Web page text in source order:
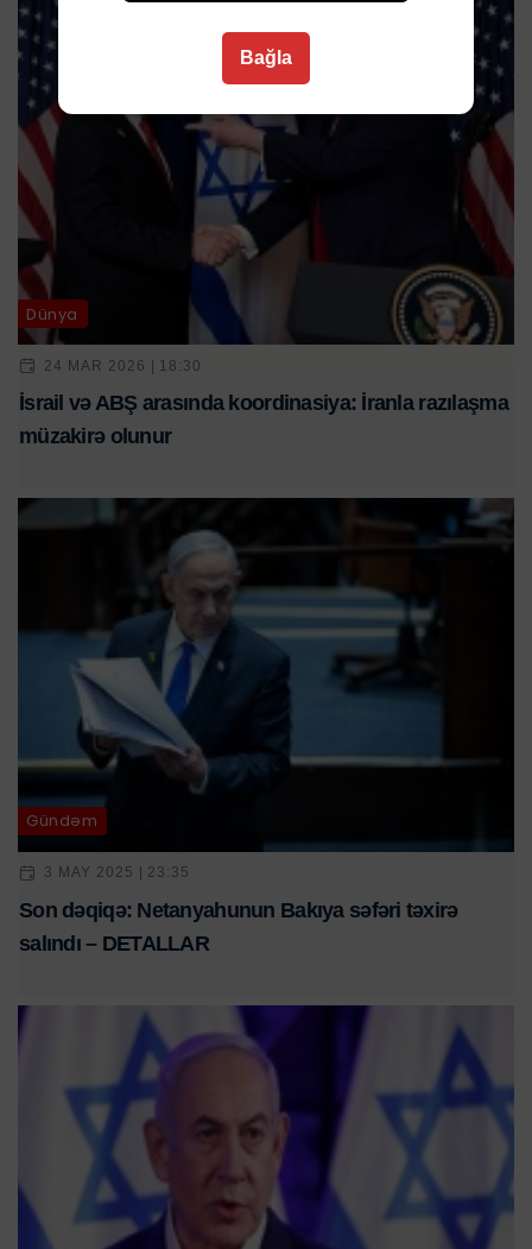
Dünya
24 MAR 2026 | 18:30
İsrail və ABŞ arasında koordinasiya: İranla razılaşma
müzakirə olunur
Gündəm
3 MAY 2025 | 23:35
Son dəqiqə: Netanyahunun Bakıya səfəri təxirə
salındı – DETALLAR
Bağla